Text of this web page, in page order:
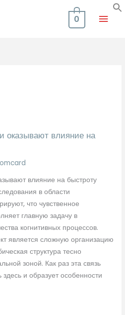
Main
0
оказывают влияние на
влияние на быстроту
в области
что чувственное
главную задачу в
когнитивных процессов.
является сложную организацию
структура тесно
зоной. Как раз эта связь
и образует особенности